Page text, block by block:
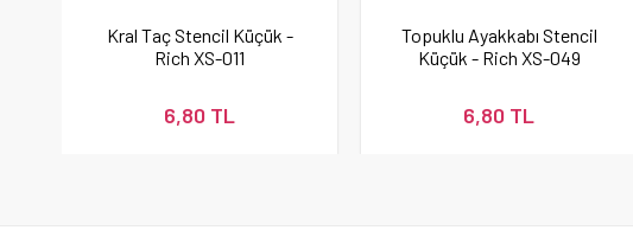
Kral Taç Stencil Küçük -
Rich XS-011
6,80 TL
Topuklu Ayakkabı Stencil
Küçük - Rich XS-049
6,80 TL